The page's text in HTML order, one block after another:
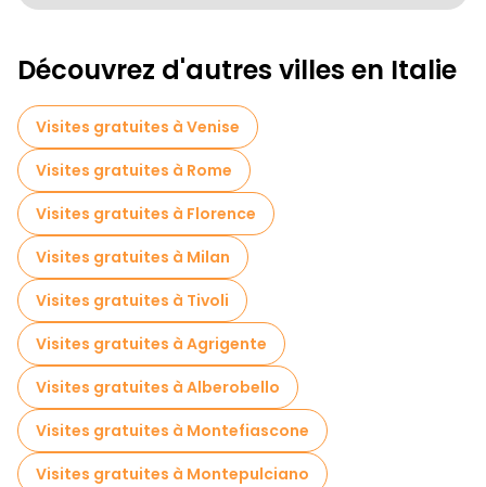
Activités sportives à Naples
Visites autoguidées en Naples
Billets d'entrée en Naples
Billets d'entrée en Naples
Musées en Naples
Visite gratuite de la vieille ville à Naples
Visites pour petits groupes en Naples
Visites de marchés en Naples
Visites de dégustation locales à Naples
Excursions d'une journée gratuites à Naples
Découvrez d'autres villes en Italie
Visites gratuites à Venise
Visites gratuites à Rome
Visites gratuites à Florence
Visites gratuites à Milan
Visites gratuites à Tivoli
Visites gratuites à Agrigente
Visites gratuites à Alberobello
Visites gratuites à Montefiascone
Visites gratuites à Montepulciano